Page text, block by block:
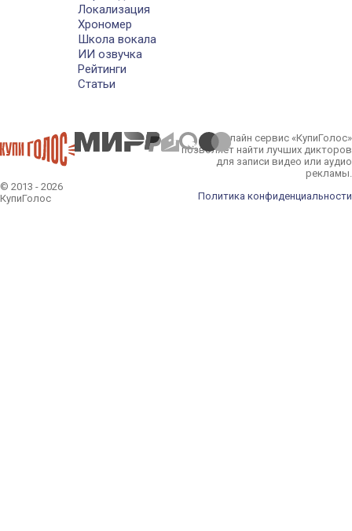
Локализация
Хрономер
Школа вокала
ИИ озвучка
Рейтинги
Статьи
© 2013 - 2026
КупиГолос
Онлайн сервис «КупиГолос»
позволяет найти лучших дикторов
для записи видео или аудио
рекламы.
Политика конфиденциальности